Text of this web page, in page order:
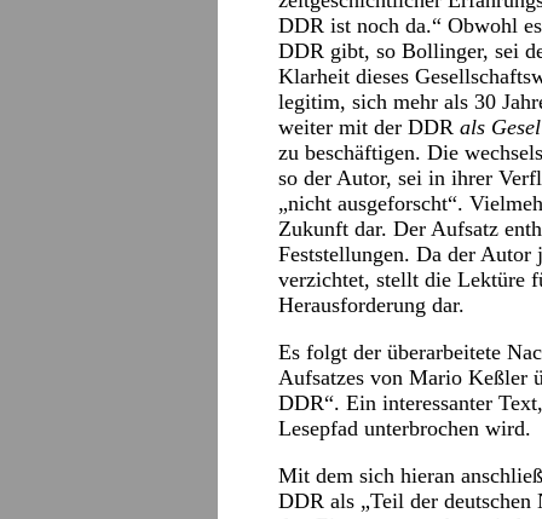
DDR ist noch da.“ Obwohl
DDR gibt, so Bollinger, sei
Klarheit dieses
legitim, sich mehr als 30
weiter mit der DDR als
zu beschäftigen. Die
so der Autor, sei in ihrer
„nicht ausgeforscht“.
Zukunft dar. Der Aufsatz
Feststellungen. Da der
verzichtet, stellt die Lektüre
Herausforderung dar.
Es folgt der überarbeitete
Aufsatzes von Mario Keßler
DDR“. Ein interessanter
Lesepfad unterbrochen wird.
Mit dem sich hieran
DDR als „Teil der deutschen